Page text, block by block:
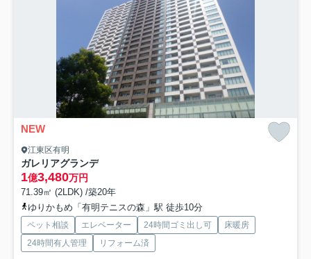
NEW
江東区有明
ガレリアグランデ
1億3,480万円
71.39㎡ (2LDK) /築20年
ゆりかもめ「有明テニスの森」駅 徒歩10分
ペット相談 エレベーター 24時間ゴミ出し可
床暖房
24時間有人管理
リフォーム済